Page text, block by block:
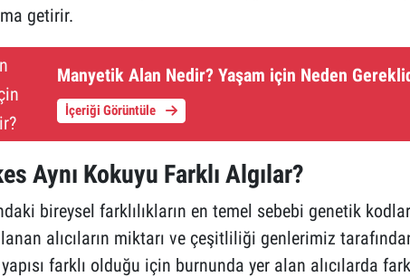
getirir.
Manyetik Alan Nedir? Yaşam için Neden
İçeriği Görüntüle
Aynı Kokuyu Farklı Algılar?
bireysel farklılıkların en temel sebebi genetik
alıcıların miktarı ve çeşitliliği genlerimiz
farklı olduğu için burnunda yer alan alıcılarda